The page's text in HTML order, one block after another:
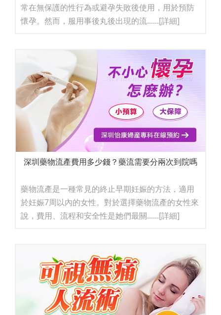
常在無保護的性行為或避孕失敗後使用，用於預防
懷孕。然而，服用事後丸後出現的流......[詳細]
深圳藥物流產費用多少錢？藥流需要分兩次到院嗎
藥物流產是一種常見的終止早期妊娠的方法，適用
於妊娠7周以內的女性。對於選擇藥物流產的女性來
說，費用、流程和安全性是她們最關......[詳細]